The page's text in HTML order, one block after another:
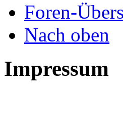
Foren-
Nach oben
Impressum